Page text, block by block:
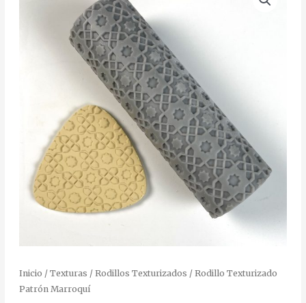
Inicio / Texturas / Rodillos Texturizados / Rodillo Texturizado
Patrón Marroquí